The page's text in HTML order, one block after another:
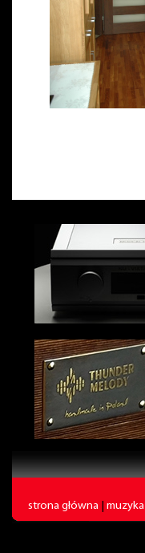
strona główna muzyka